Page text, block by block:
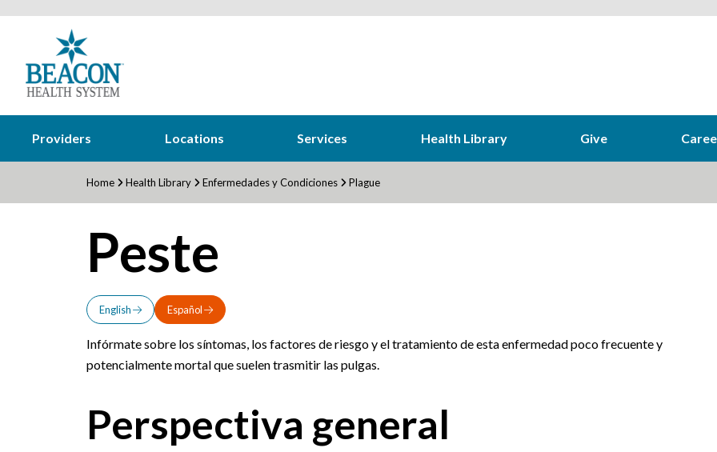
Providers Locations Services Health Library Give
Home Health Library Enfermedades y Condiciones Plague
Peste
English Español
Infórmate sobre los síntomas, los factores de riesgo y el tratamiento de esta enfermedad poco frecuente y
potencialmente mortal que suelen trasmitir las pulgas.
Perspectiva general